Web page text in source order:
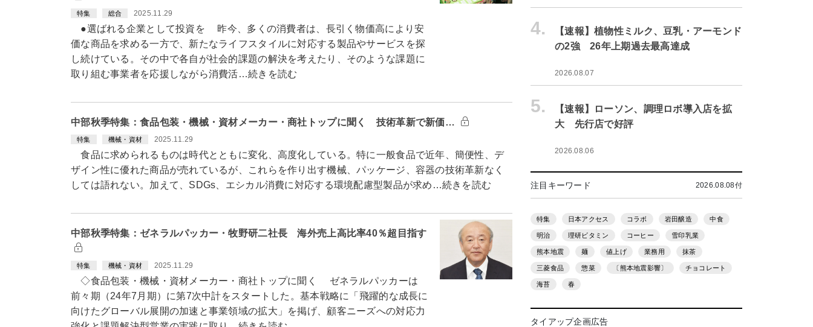
特集 総合 2025.11.29
●選ばれる企業として投資を 昨今、多くの消費者は、長引く物価高により安
価な商品を求める一方で、新たなライフスタイルに対応する製品やサービスを探
し続けている。その中で各自が社会的課題の解決を考えたり、そのような課題に
取り組む事業者を応援しながら消費活…続きを読む
中部秋季特集：食品包装・機械・資材メーカー・商社トップに聞く 技術革新で新価…
特集 機械・資材 2025.11.29
食品に求められるものは時代とともに変化、高度化している。特に一般食品で近年、簡便性、デ
ザイン性に優れた商品が売れているが、これらを作り出す機械、パッケージ、容器の技術革新なく
しては語れない。加えて、SDGs、エシカル消費に対応する環境配慮型製品が求め…続きを読む
中部秋季特集：ゼネラルパッカー・牧野研二社長 海外売上高比率40％超目指す
特集 機械・資材 2025.11.29
◇食品包装・機械・資材メーカー・商社トップに聞く ゼネラルパッカーは
前々期（24年7月期）に第7次中計をスタートした。基本戦略に「飛躍的な成長に
向けたグローバル展開の加速と事業領域の拡大」を掲げ、顧客ニーズへの対応力
4.
【速報】植物性ミルク、豆乳・アーモンド
の2強 26年上期過去最高達成
2026.08.07
5.
【速報】ローソン、調理ロボ導入店を拡
大 先行店で好評
2026.08.06
注目キーワード 2026.08.08付
特集 日本アクセス コラボ 岩田醸造 中食
明治 理研ビタミン コーヒー 雪印乳業
熊本地震 麺 値上げ 業務用 抹茶
三菱食品 惣菜 〔熊本地震影響〕 チョコレート
海苔 春
タイアップ企画広告